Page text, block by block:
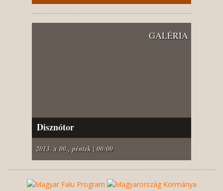
GALÉRIA
Disznótor
2013. x 00., péntek | 00:00